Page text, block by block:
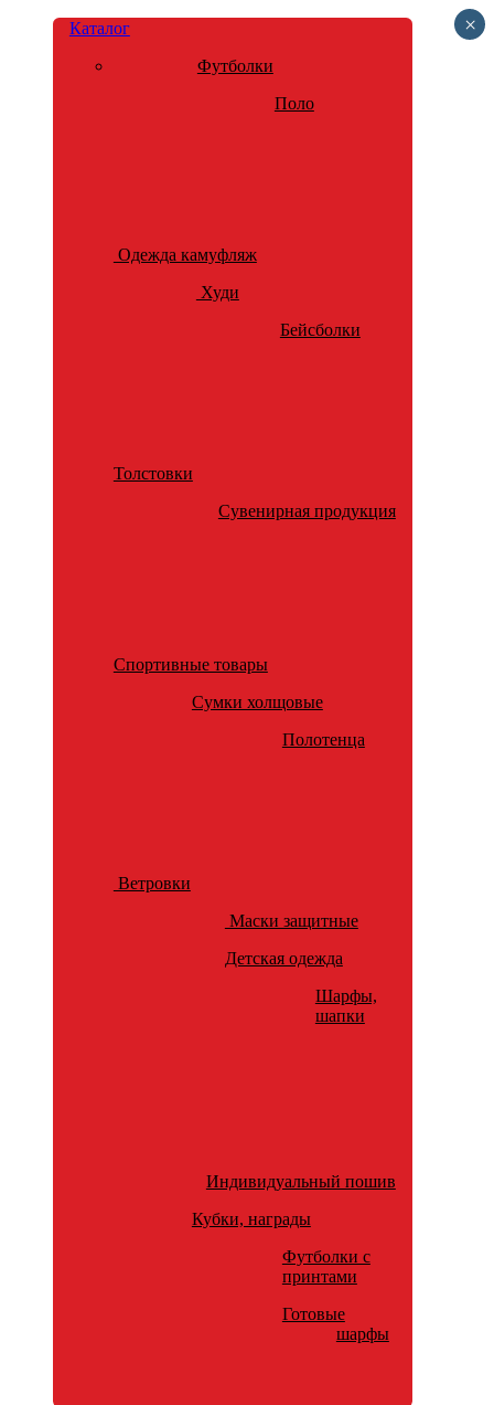
Каталог
Футболки
Поло
Одежда камуфляж
Худи
Бейсболки
Толстовки
Сувенирная продукция
Спортивные товары
Сумки холщовые
Полотенца
Ветровки
Маски защитные
Детская одежда
Шарфы,
шапки
Индивидуальный пошив
Кубки, награды
Футболки с
принтами
Готовые
шарфы
×